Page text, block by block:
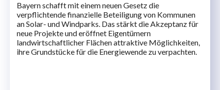
Bayern schafft mit einem neuen Gesetz die
verpflichtende finanzielle Beteiligung von Kommunen
an Solar- und Windparks. Das stärkt die Akzeptanz für
neue Projekte und eröffnet Eigentümern
landwirtschaftlicher Flächen attraktive Möglichkeiten,
ihre Grundstücke für die Energiewende zu verpachten.